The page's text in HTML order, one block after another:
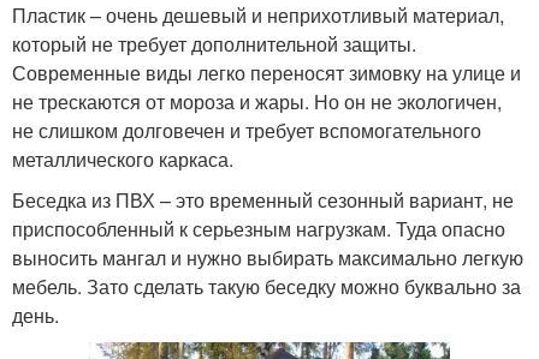
Пластик – очень дешевый и неприхотливый материал,
который не требует дополнительной защиты.
Современные виды легко переносят зимовку на улице и
не трескаются от мороза и жары. Но он не экологичен,
не слишком долговечен и требует вспомогательного
металлического каркаса.
Беседка из ПВХ – это временный сезонный вариант, не
приспособленный к серьезным нагрузкам. Туда опасно
выносить мангал и нужно выбирать максимально легкую
мебель. Зато сделать такую беседку можно буквально за
день.